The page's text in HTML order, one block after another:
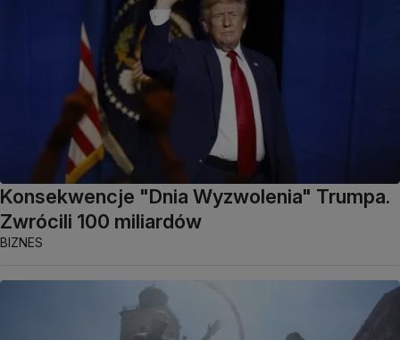
Konsekwencje "Dnia Wyzwolenia" Trumpa.
Zwrócili 100 miliardów
BIZNES